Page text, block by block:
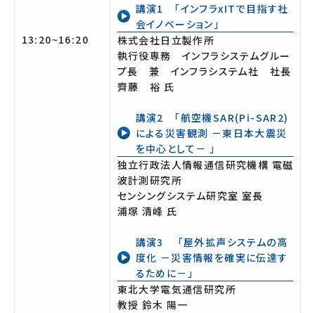
13:20~16:20
講演1 「インフラxITで目指す社
会イノベーション」
株式会社日立製作所
執行役専務 インフラシステムグルー
プ長 兼 インフラシステム社 社長
齊藤 裕 氏
講演2 「航空機SAR(Pi-SAR2)
による災害観測 －東日本大震災
を中心として－ 」
独立行政法人情報通信研究機構 電磁
波計測研究所
センシングシステム研究室 室長
浦塚 清峰 氏
講演3 「屋外拡声システムの高
度化 －災害情報を確実に伝達す
るために－」
東北大学電気通信研究所
教授 鈴木 陽一